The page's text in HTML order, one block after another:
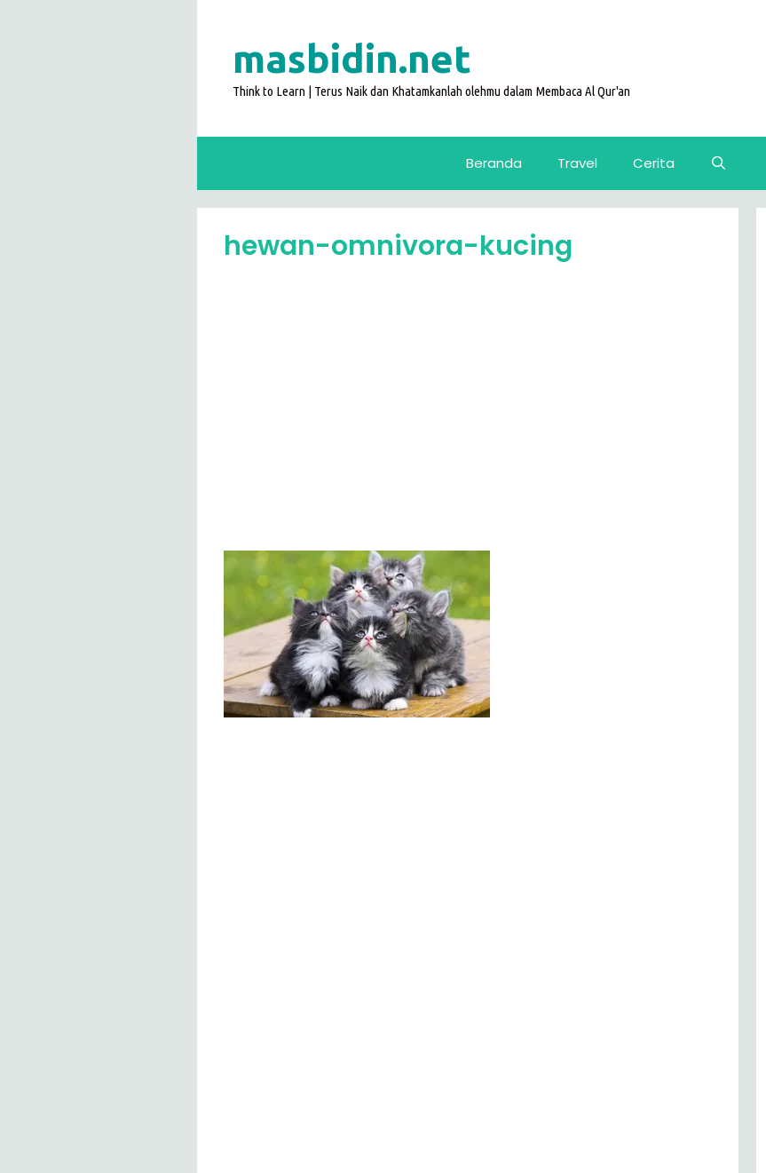
masbidin.net
Think to Learn | Terus Naik dan Khatamkanlah olehmu dalam Membaca Al Qur'an
Beranda Travel Cerita
hewan-omnivora-kucing